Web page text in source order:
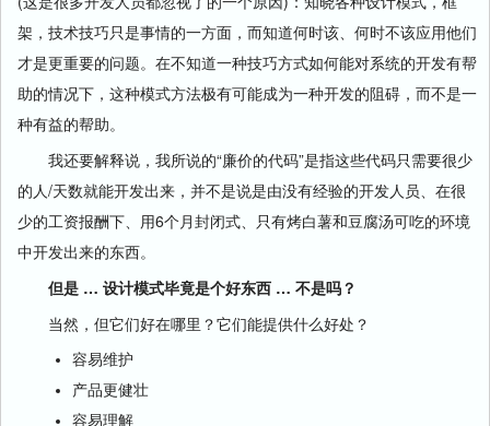
架，技术技巧只是事情的一方面，而知道何时该、何时不该应用他们
才是更重要的问题。在不知道一种技巧方式如何能对系统的开发有帮
助的情况下，这种模式方法极有可能成为一种开发的阻碍，而不是一
种有益的帮助。
我还要解释说，我所说的“廉价的代码”是指这些代码只需要很少
的人/天数就能开发出来，并不是说是由没有经验的开发人员、在很
少的工资报酬下、用6个月封闭式、只有烤白薯和豆腐汤可吃的环境
中开发出来的东西。
但是 … 设计模式毕竟是个好东西 … 不是吗？
当然，但它们好在哪里？它们能提供什么好处？
容易维护
产品更健壮
容易理解